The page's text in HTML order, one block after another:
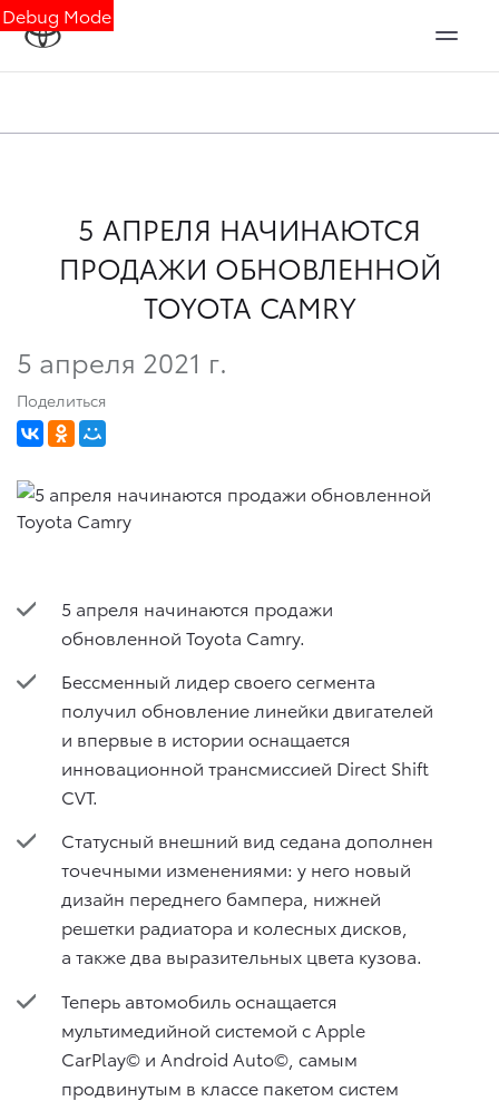
Debug Mode
5 АПРЕЛЯ НАЧИНАЮТСЯ
ПРОДАЖИ ОБНОВЛЕННОЙ
TOYOTA CAMRY
5 апреля 2021 г.
Поделиться
5 апреля начинаются продажи
обновленной Toyota Camry.
Бессменный лидер своего сегмента
получил обновление линейки двигателей
и впервые в истории оснащается
инновационной трансмиссией Direct Shift
CVT.
Статусный внешний вид седана дополнен
точечными изменениями: у него новый
дизайн переднего бампера, нижней
решетки радиатора и колесных дисков,
а также два выразительных цвета кузова.
Теперь автомобиль оснащается
мультимедийной системой с Apple
CarPlay© и Android Auto©, самым
продвинутым в классе пакетом систем